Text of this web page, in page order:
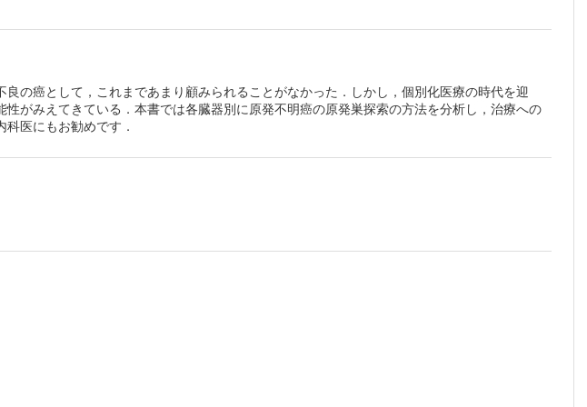
渋したextramammary Paget's disease
の癌として，これまであまり顧みられることがなかった．しかし，個別化医療の時代を迎
がみえてきている．本書では各臓器別に原発不明癌の原発巣探索の方法を分析し，治療への
医にもお勧めです．